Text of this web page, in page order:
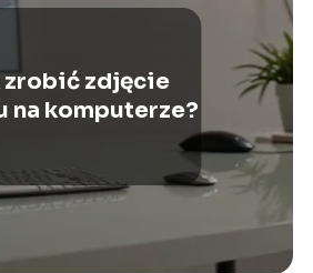
zrobić zdjęcie
na komputerze?